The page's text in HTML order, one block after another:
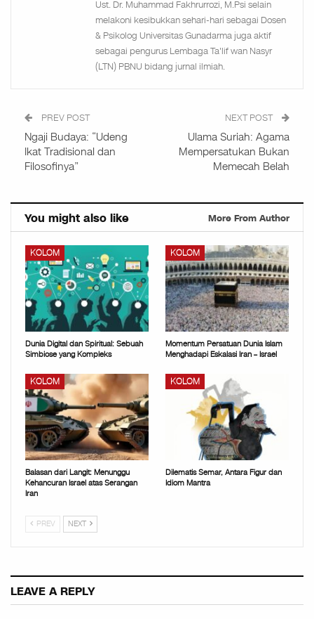
Ust. Dr. Muhammad Fakhrurrozi, M.Psi selain
melakoni kesibukkan sehari-hari sebagai Dosen
& Psikolog Universitas Gunadarma juga aktif
sebagai pengurus Lembaga Ta'lif wan Nasyr
(LTN) PBNU bidang jurnal ilmiah.
PREV POST
Ngaji Budaya: “Udeng
Ikat Tradisional dan
Filosofinya”
NEXT POST
Ulama Suriah: Agama
Mempersatukan Bukan
Memecah Belah
You might also like More From Author
KOLOM
Dunia Digital dan Spiritual: Sebuah
Simbiose yang Kompleks
KOLOM
Momentum Persatuan Dunia Islam
Menghadapi Eskalasi Iran – Israel
KOLOM
Balasan dari Langit: Menunggu
Kehancuran Israel atas Serangan
Iran
KOLOM
Dilematis Semar, Antara Figur dan
Idiom Mantra
PREV NEXT
LEAVE A REPLY